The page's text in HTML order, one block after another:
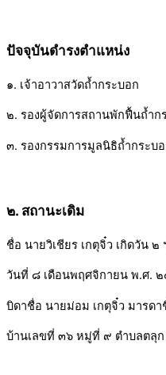
ปัจจุบันดำรงตำแหน่ง
๑. เจ้าอาวาสวัดถ้ำกระบอก
๒. รองผู้จัดการสถานพักฟื้นถ้ำก
๓. รองกรรมการมูลนิธิถ้ำกระบ
๒. สถานะเดิม
ชื่อ นายวิเชียร เกตุจิ๋ว เกิดวัน ๒
วันที่ ๘ เดือนพฤศจิกายน พ.ศ.
บิดาชื่อ นายม่อม เกตุจิ๋ว มารดา
บ้านเลขที่ ๓๖ หมู่ที่ ๙ ตำบลตลุ